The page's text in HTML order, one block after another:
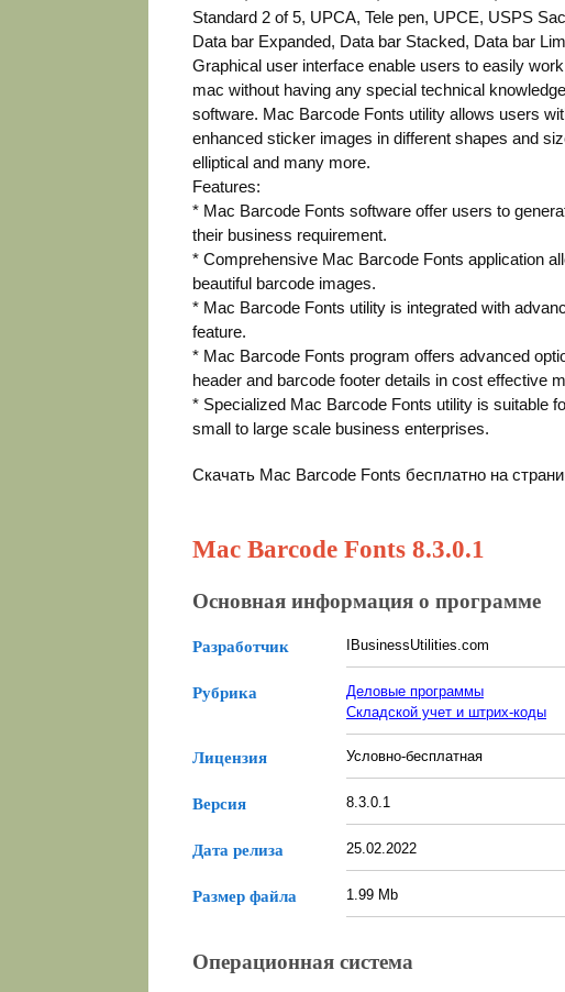
Standard 2 of 5, UPCA, Tele pen, UPCE, USPS
Data bar Expanded, Data bar Stacked, Data bar
Graphical user interface enable users to easily
mac without having any special technical
software. Mac Barcode Fonts utility allows users
enhanced sticker images in different shapes and
elliptical and many more.
Features:
* Mac Barcode Fonts software offer users to
their business requirement.
* Comprehensive Mac Barcode Fonts application
beautiful barcode images.
* Mac Barcode Fonts utility is integrated with
feature.
* Mac Barcode Fonts program offers advanced
header and barcode footer details in cost effective
* Specialized Mac Barcode Fonts utility is suitable
small to large scale business enterprises.
Скачать Mac Barcode Fonts бесплатно на
Mac Barcode Fonts 8.3.0.1
Основная информация о программе
Разработчик IBusinessUtilities.com
Рубрика
Деловые программы
Складской учет и штрих-коды
Лицензия Условно-бесплатная
Версия 8.3.0.1
Дата релиза 25.02.2022
Размер файла 1.99 Mb
Операционная система